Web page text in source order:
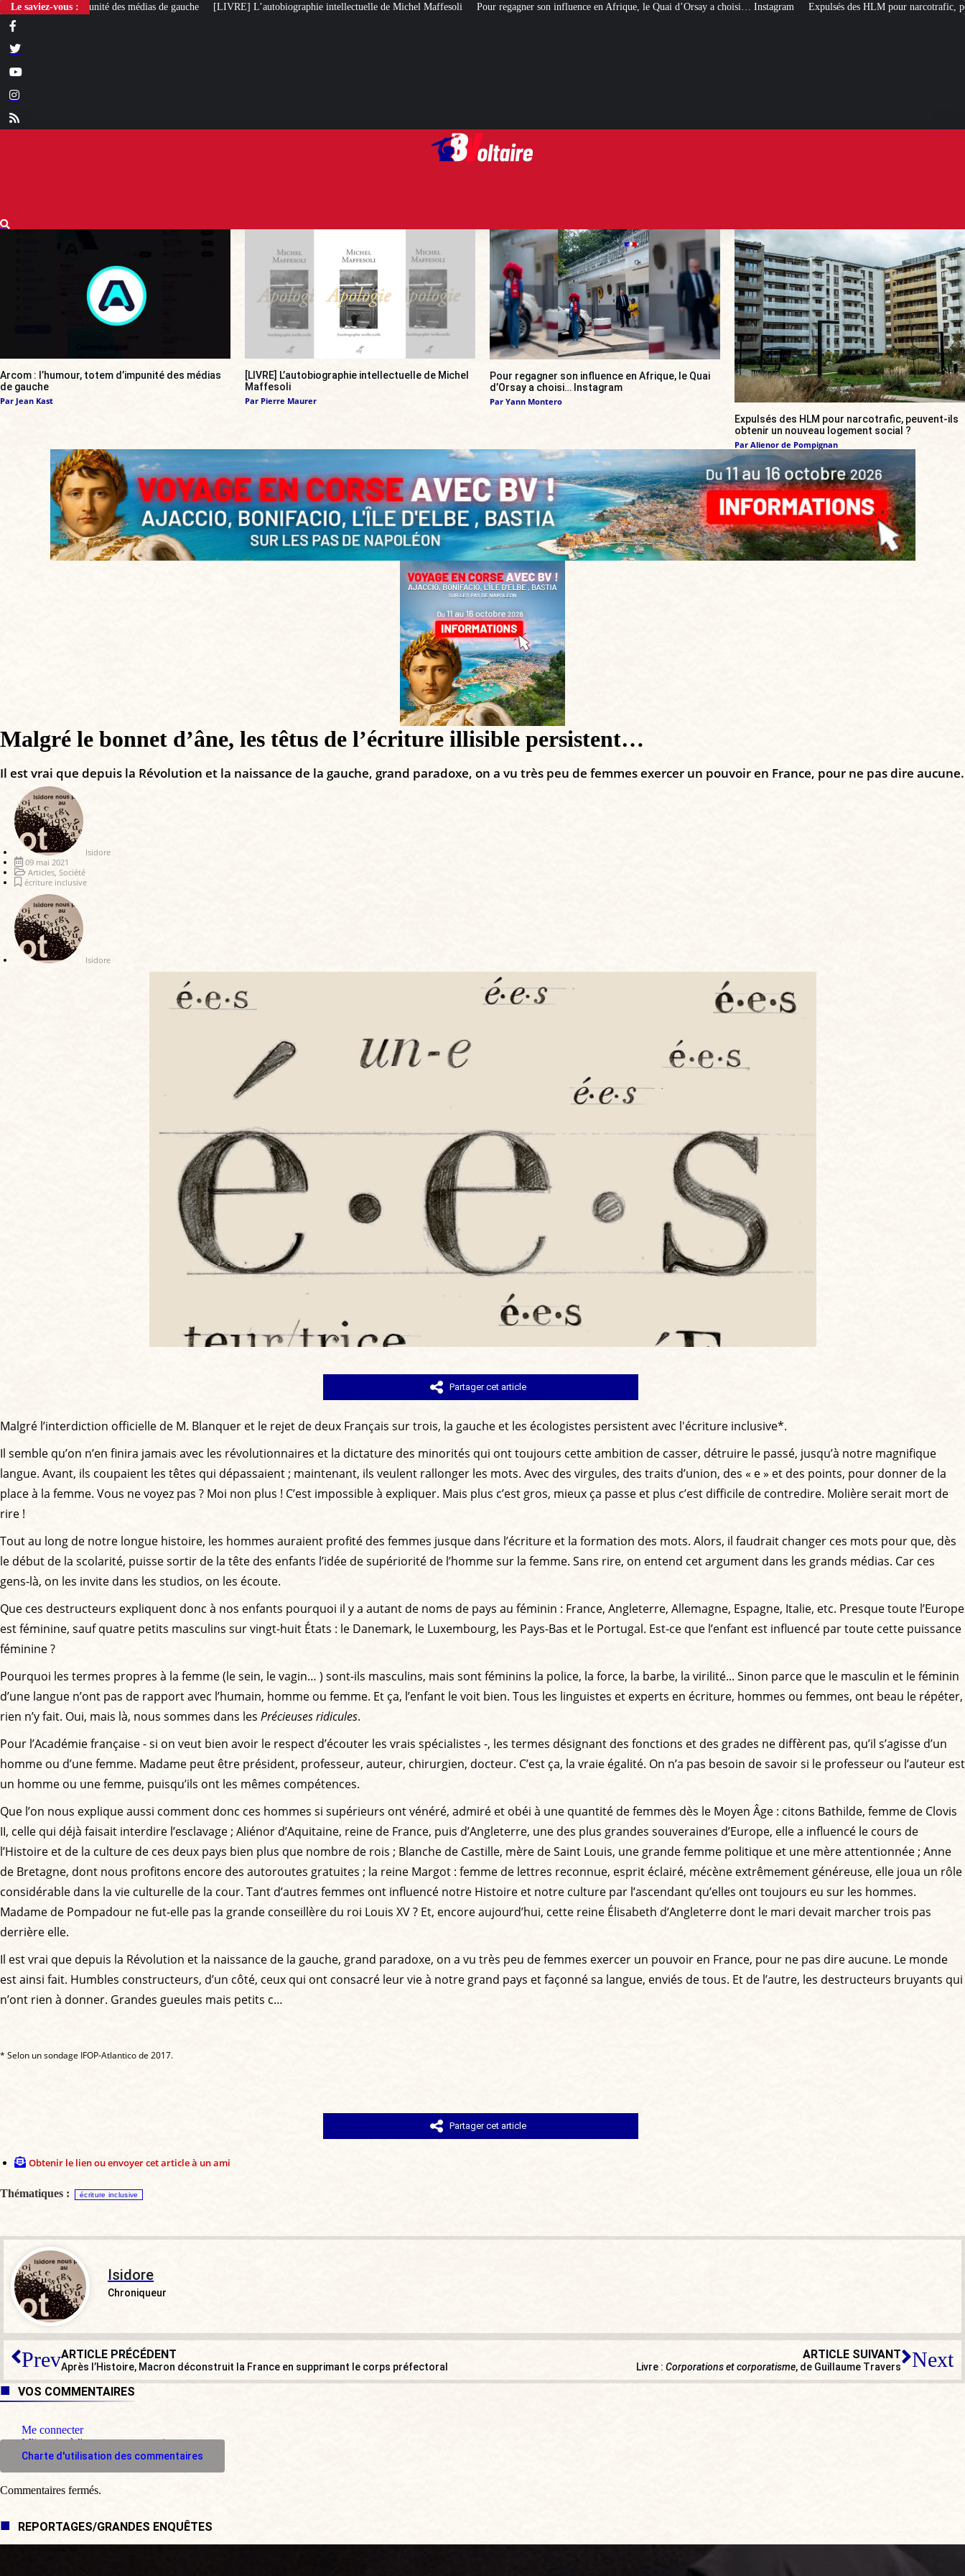
Le saviez-vous :
médias de gauche [LIVRE] L’autobiographie intellectuelle de Michel Maffesoli Pour regagner son influence en Afrique, le Quai d’Orsay a choisi… Instagram Expulsés des HLM pour narcotrafic, peuvent-ils obtenir un
Arcom : l’humour, totem d’impunité des médias
de gauche
Par Jean Kast
[LIVRE] L’autobiographie intellectuelle de Michel
Maffesoli
Par Pierre Maurer
Pour regagner son influence en Afrique, le Quai
d’Orsay a choisi… Instagram
Par Yann Montero
Expulsés des HLM pour narcotrafic, peuvent-ils
obtenir un nouveau logement social ?
Par Alienor de Pompignan
Malgré le bonnet d’âne, les têtus de l’écriture illisible persistent…
Il est vrai que depuis la Révolution et la naissance de la gauche, grand paradoxe, on a vu très peu de femmes exercer un pouvoir en France, pour ne pas dire aucune.
Isidore
09 mai 2021
Articles Société
écriture inclusive
Isidore
Partager cet article
Malgré l’interdiction officielle de M. Blanquer et le rejet de deux Français sur trois, la gauche et les écologistes persistent avec l'écriture inclusive*.
Il semble qu’on n’en finira jamais avec les révolutionnaires et la dictature des minorités qui ont toujours cette ambition de casser, détruire le passé, jusqu’à notre magnifique
langue. Avant, ils coupaient les têtes qui dépassaient ; maintenant, ils veulent rallonger les mots. Avec des virgules, des traits d’union, des « e » et des points, pour donner de la
place à la femme. Vous ne voyez pas ? Moi non plus ! C’est impossible à expliquer. Mais plus c’est gros, mieux ça passe et plus c’est difficile de contredire. Molière serait mort de
rire !
Tout au long de notre longue histoire, les hommes auraient profité des femmes jusque dans l’écriture et la formation des mots. Alors, il faudrait changer ces mots pour que, dès
le début de la scolarité, puisse sortir de la tête des enfants l’idée de supériorité de l’homme sur la femme. Sans rire, on entend cet argument dans les grands médias. Car ces
gens-là, on les invite dans les studios, on les écoute.
Que ces destructeurs expliquent donc à nos enfants pourquoi il y a autant de noms de pays au féminin : France, Angleterre, Allemagne, Espagne, Italie, etc. Presque toute l’Europe
est féminine, sauf quatre petits masculins sur vingt-huit États : le Danemark, le Luxembourg, les Pays-Bas et le Portugal. Est-ce que l’enfant est influencé par toute cette puissance
féminine ?
Pourquoi les termes propres à la femme (le sein, le vagin… ) sont-ils masculins, mais sont féminins la police, la force, la barbe, la virilité... Sinon parce que le masculin et le féminin
d’une langue n’ont pas de rapport avec l’humain, homme ou femme. Et ça, l’enfant le voit bien. Tous les linguistes et experts en écriture, hommes ou femmes, ont beau le répéter,
rien n’y fait. Oui, mais là, nous sommes dans les Précieuses ridicules.
Pour l’Académie française - si on veut bien avoir le respect d’écouter les vrais spécialistes -, les termes désignant des fonctions et des grades ne diffèrent pas, qu’il s’agisse d’un
homme ou d’une femme. Madame peut être président, professeur, auteur, chirurgien, docteur. C’est ça, la vraie égalité. On n’a pas besoin de savoir si le professeur ou l’auteur est
un homme ou une femme, puisqu’ils ont les mêmes compétences.
Que l’on nous explique aussi comment donc ces hommes si supérieurs ont vénéré, admiré et obéi à une quantité de femmes dès le Moyen Âge : citons Bathilde, femme de Clovis
II, celle qui déjà faisait interdire l’esclavage ; Aliénor d’Aquitaine, reine de France, puis d’Angleterre, une des plus grandes souveraines d’Europe, elle a influencé le cours de
l’Histoire et de la culture de ces deux pays bien plus que nombre de rois ; Blanche de Castille, mère de Saint Louis, une grande femme politique et une mère attentionnée ; Anne
de Bretagne, dont nous profitons encore des autoroutes gratuites ; la reine Margot : femme de lettres reconnue, esprit éclairé, mécène extrêmement généreuse, elle joua un rôle
considérable dans la vie culturelle de la cour. Tant d’autres femmes ont influencé notre Histoire et notre culture par l’ascendant qu’elles ont toujours eu sur les hommes.
Madame de Pompadour ne fut-elle pas la grande conseillère du roi Louis XV ? Et, encore aujourd’hui, cette reine Élisabeth d’Angleterre dont le mari devait marcher trois pas
derrière elle.
Il est vrai que depuis la Révolution et la naissance de la gauche, grand paradoxe, on a vu très peu de femmes exercer un pouvoir en France, pour ne pas dire aucune. Le monde
est ainsi fait. Humbles constructeurs, d’un côté, ceux qui ont consacré leur vie à notre grand pays et façonné sa langue, enviés de tous. Et de l’autre, les destructeurs bruyants qui
n’ont rien à donner. Grandes gueules mais petits c…
* Selon un sondage IFOP-Atlantico de 2017.
Partager cet article
Obtenir le lien ou envoyer cet article à un ami
Thématiques : écriture inclusive
Isidore
Chroniqueur
PrevARTICLE PRÉCÉDENT
Après l’Histoire, Macron déconstruit la France en supprimant le corps préfectoral
ARTICLE SUIVANT
Livre : Corporations et corporatisme, de Guillaume Travers Next
VOS COMMENTAIRES
Me connecter
M'inscrire à l'espace commentaire
Charte d'utilisation des commentaires
Commentaires fermés.
REPORTAGES/GRANDES ENQUÊTES